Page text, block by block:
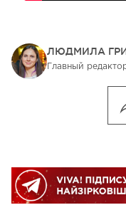
ЛЮДМИЛА
Главный